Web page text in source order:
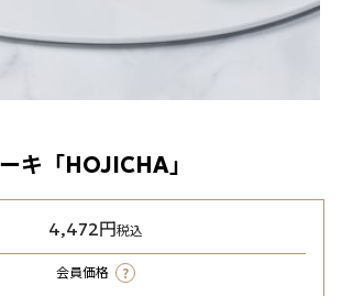
キ「HOJICHA」
4,472円税込
会員価格 ?